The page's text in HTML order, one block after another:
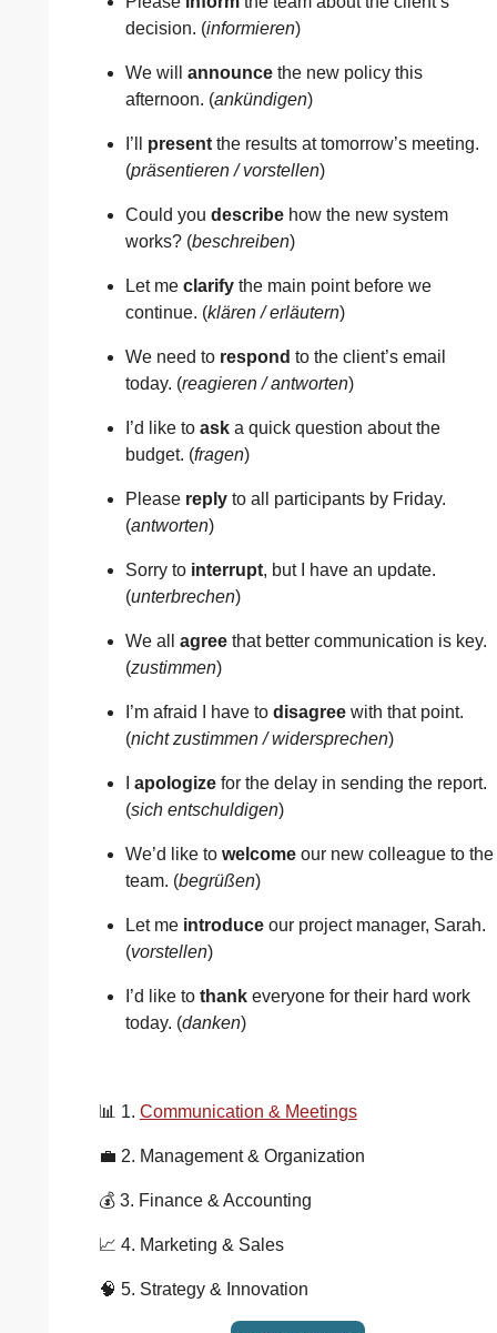
decision. (informieren)
We will announcethe new policy this
afternoon. (ankündigen)
I’ll presentthe results at tomorrow’s meeting.
(präsentieren / vorstellen)
Could you describehow the new system
works? (beschreiben)
Let me clarifythe main point before we
continue. (klären / erläutern)
We need to respond to the client’s email
today. (reagieren / antworten)
I’d like to aska quick question about the
budget. (fragen)
Please replyto all participants by Friday.
(antworten)
Sorry to interrupt, but I have an update.
(unterbrechen)
We all agreethat better communication is key.
(zustimmen)
I’m afraid I have to disagreewith that point.
(nicht zustimmen / widersprechen)
apologizefor the delay in sending the report.
(sich entschuldigen)
We’d like to welcomeour new colleague to the
team. (begrüßen)
Let me introduceour project manager, Sarah.
(vorstellen)
I’d like to thankeveryone for their hard work
today. (danken)
📊 1. Communication & Meetings
💼 2. Management & Organization
💰 3. Finance & Accounting
📈 4. Marketing & Sales
🧠 5. Strategy & Innovation